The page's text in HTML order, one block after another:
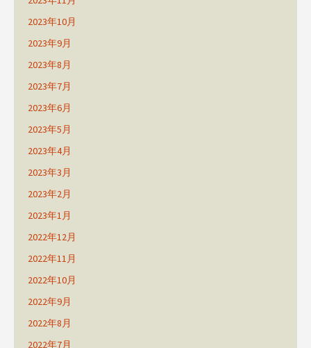
2023年10月
2023年9月
2023年8月
2023年7月
2023年6月
2023年5月
2023年4月
2023年3月
2023年2月
2023年1月
2022年12月
2022年11月
2022年10月
2022年9月
2022年8月
2022年7月